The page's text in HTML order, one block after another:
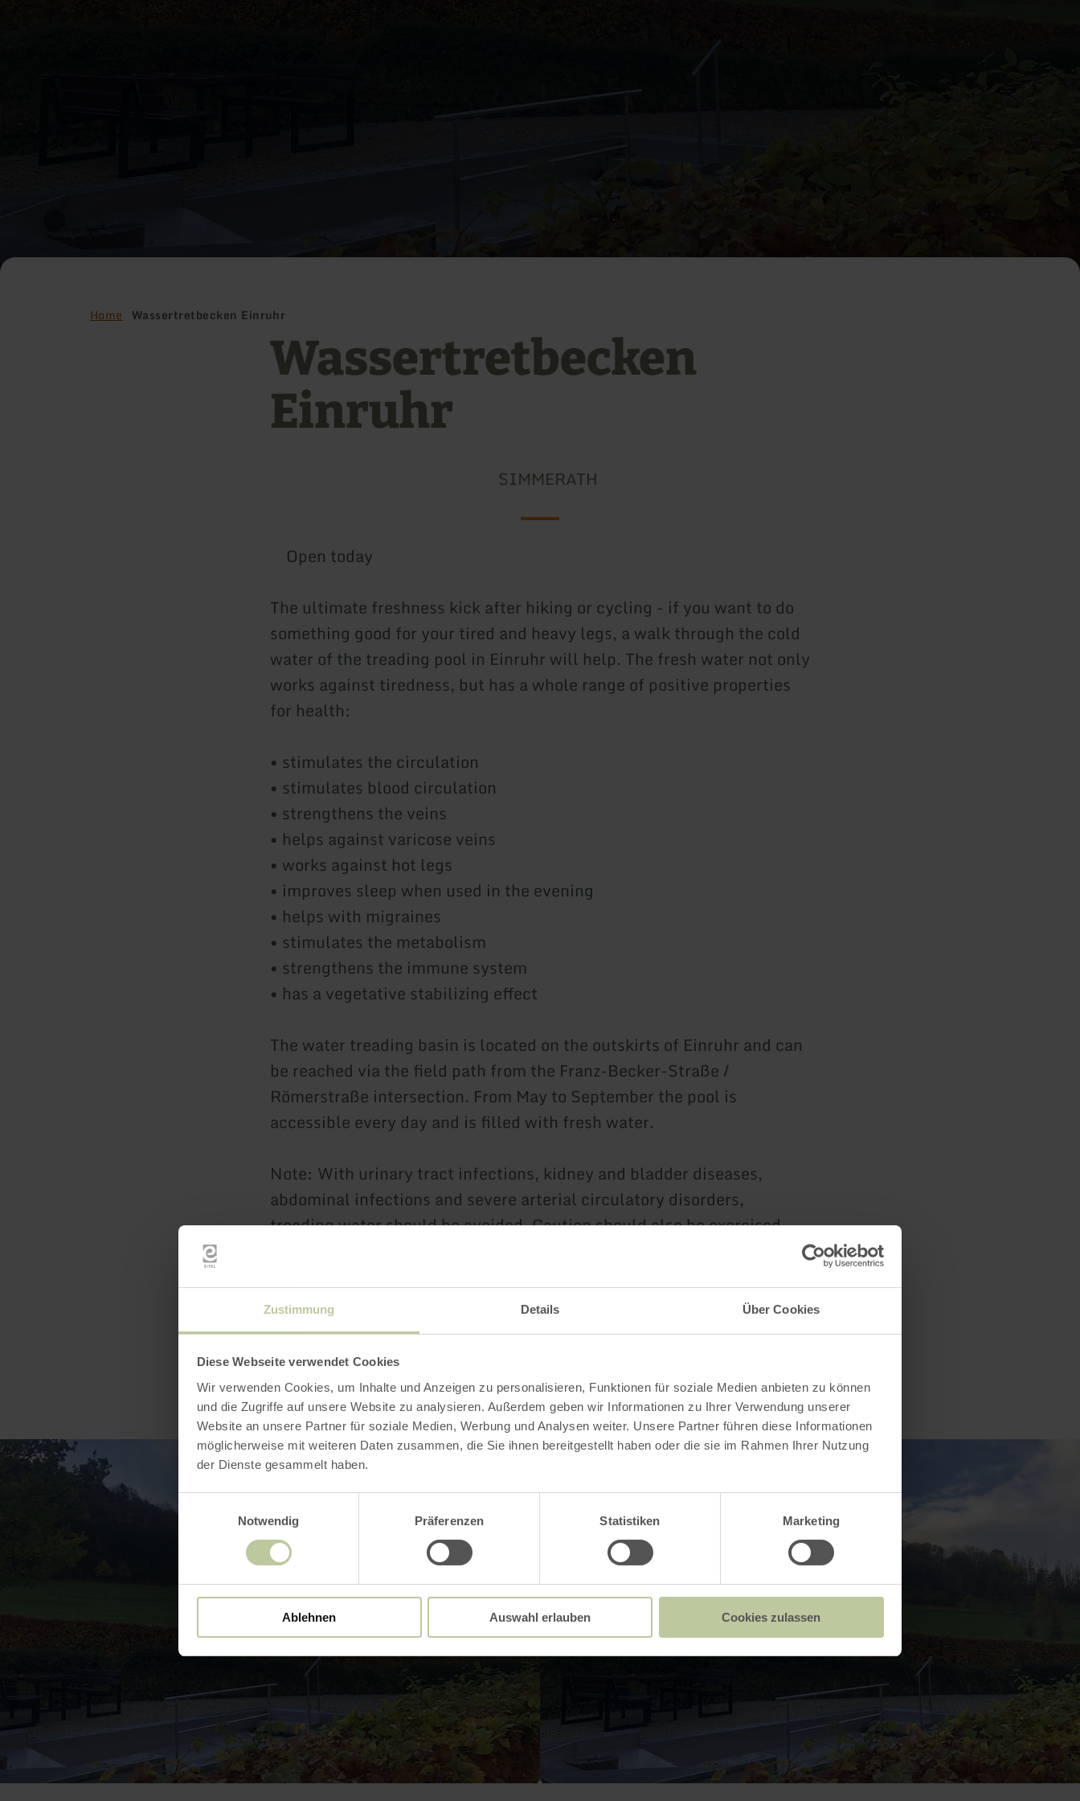
Zustimmung Details Über Cookies
Diese Webseite verwendet Cookies
Wir verwenden Cookies, um Inhalte und Anzeigen zu personalisieren, Funktionen für soziale Medien anbieten zu können
und die Zugriffe auf unsere Website zu analysieren. Außerdem geben wir Informationen zu Ihrer Verwendung unserer
Website an unsere Partner für soziale Medien, Werbung und Analysen weiter. Unsere Partner führen diese Informationen
möglicherweise mit weiteren Daten zusammen, die Sie ihnen bereitgestellt haben oder die sie im Rahmen Ihrer Nutzung
der Dienste gesammelt haben.
Notwendig
Präferenzen Statistiken Marketing
Ablehnen Auswahl erlauben Cookies zulassen
Home Wassertretbecken Einruhr
Wassertretbecken
Einruhr
SIMMERATH
Open today
The ultimate freshness kick after hiking or cycling - if you want to do
something good for your tired and heavy legs, a walk through the cold
water of the treading pool in Einruhr will help. The fresh water not only
works against tiredness, but has a whole range of positive properties
for health:
• stimulates the circulation
• stimulates blood circulation
• strengthens the veins
• helps against varicose veins
• works against hot legs
• improves sleep when used in the evening
• helps with migraines
• stimulates the metabolism
• strengthens the immune system
• has a vegetative stabilizing effect
The water treading basin is located on the outskirts of Einruhr and can
be reached via the field path from the Franz-Becker-Straße /
Römerstraße intersection. From May to September the pool is
accessible every day and is filled with fresh water.
Note: With urinary tract infections, kidney and bladder diseases,
abdominal infections and severe arterial circulatory disorders,
treading water should be avoided. Caution should also be exercised
Impressions